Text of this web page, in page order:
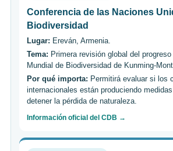
Conferencia de las Naciones
Biodiversidad
Lugar: Ereván, Armenia.
Tema: Primera revisión global del
Mundial de Biodiversidad de Kunming-
Por qué importa: Permitirá evaluar si los
internacionales están produciendo
detener la pérdida de naturaleza.
Información oficial del CDB →